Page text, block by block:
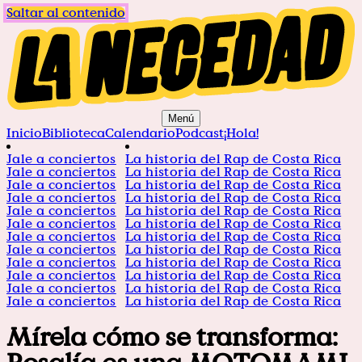
Saltar al contenido
Menú
InicioBibliotecaCalendarioPodcast¡Hola!
Jale a conciertos
Jale a conciertos
Jale a conciertos
Jale a conciertos
Jale a conciertos
Jale a conciertos
Jale a conciertos
Jale a conciertos
Jale a conciertos
Jale a conciertos
Jale a conciertos
Jale a conciertos
La historia del Rap de Costa Rica
La historia del Rap de Costa Rica
La historia del Rap de Costa Rica
La historia del Rap de Costa Rica
La historia del Rap de Costa Rica
La historia del Rap de Costa Rica
La historia del Rap de Costa Rica
La historia del Rap de Costa Rica
La historia del Rap de Costa Rica
La historia del Rap de Costa Rica
La historia del Rap de Costa Rica
La historia del Rap de Costa Rica
Mírela cómo se transforma: